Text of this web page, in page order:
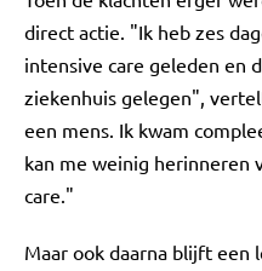
direct actie. "Ik heb zes
intensive care geleden en
ziekenhuis gelegen",
een mens. Ik kwam
kan me weinig herinneren
care."
Maar ook daarna blijft